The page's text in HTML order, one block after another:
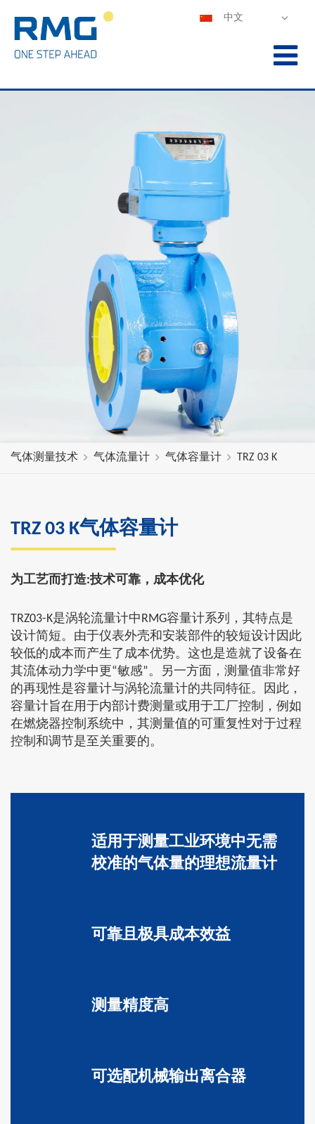
中文
PORTUGUÊS
气体测量技术 气体流量计 气体容量计 TRZ 03 K
TRZ 03 K气体容量计
为工艺而打造:技术可靠，成本优化
TRZ03-K是涡轮流量计中RMG容量计系列，其特点是
设计简短。由于仪表外壳和安装部件的较短设计因此
较低的成本而产生了成本优势。这也是造就了设备在
其流体动力学中更“敏感”。另一方面，测量值非常好
的再现性是容量计与涡轮流量计的共同特征。因此，
容量计旨在用于内部计费测量或用于工厂控制，例如
在燃烧器控制系统中，其测量值的可重复性对于过程
控制和调节是至关重要的。
适用于测量工业环境中无需
校准的气体量的理想流量计
可靠且极具成本效益
测量精度高
可选配机械输出离合器